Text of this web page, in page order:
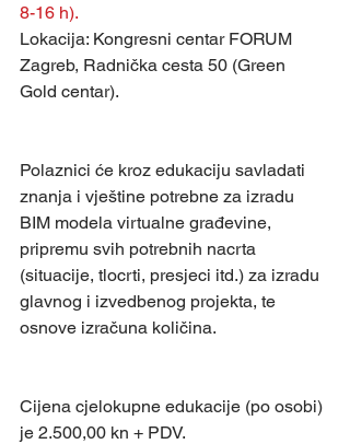
8-16 h).
Lokacija: Kongresni centar FORUM
Zagreb, Radnička cesta 50 (Green
Gold centar).
Polaznici će kroz edukaciju savladati
znanja i vještine potrebne za izradu
BIM modela virtualne građevine,
pripremu svih potrebnih nacrta
(situacije, tlocrti, presjeci itd.) za izradu
glavnog i izvedbenog projekta, te
osnove izračuna količina.
Cijena cjelokupne edukacije (po osobi)
je 2.500,00 kn + PDV.